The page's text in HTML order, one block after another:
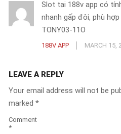
Slot tại 188v app có
nhanh gấp đôi, phù
TONY03-11O
188V APP MARCH 15,
LEAVE A REPLY
Your email address will not be
marked *
Comment
*